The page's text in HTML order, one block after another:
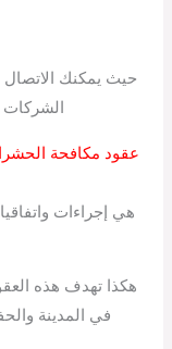
حيث يمكنك
الشركات
عقود مكافحة
هي إجراءات
هكذا تهدف هذه
في المدينة